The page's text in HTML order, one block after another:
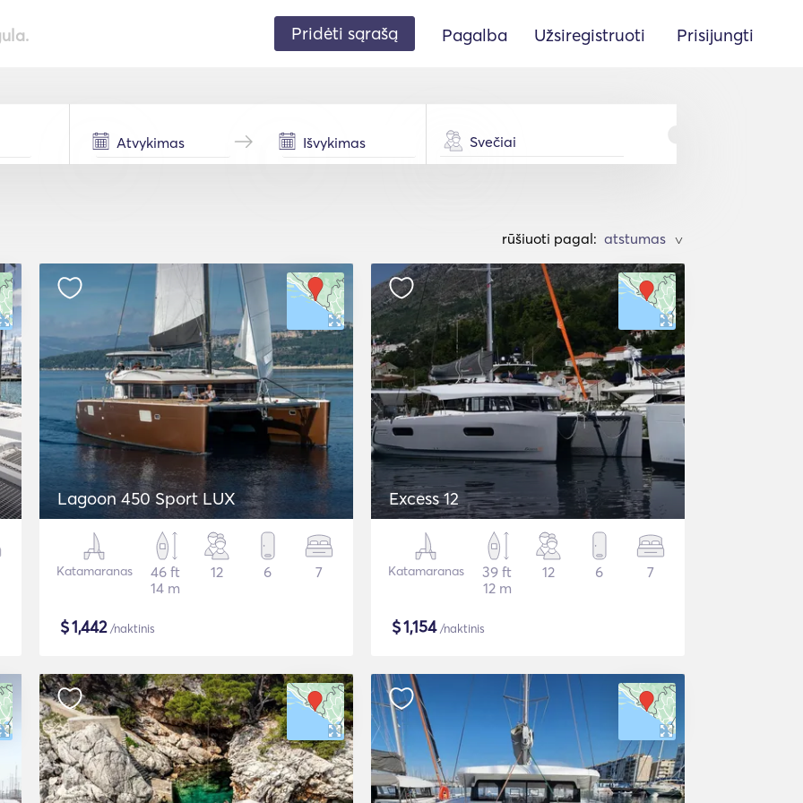
Pridėti sąrašą Pagalba Užsiregistruoti Prisijungti
Svečiai
rūšiuoti pagal: >
Lagoon 450 Sport LUX
Katamaranas
46 ft
14 m
12 6 7
$1,442/naktinis
Excess 12
Katamaranas
39 ft
12 m
12 6 7
$1,154/naktinis